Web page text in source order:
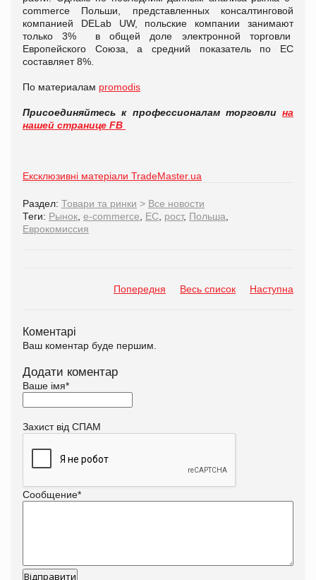
commerce Польши, представленных консалтинговой
компанией DELab UW, польские компании занимают
только 3% в общей доле электронной торговли
Европейского Союза, а средний показатель по ЕС
составляет 8%.
По материалам promodis
Присоединяйтесь к профессионалам торговли на
нашей странице FB
Ексклюзивні матеріали TradeMaster.ua
Раздел: Товари та ринки > Все новости
Теги: Рынок e-commerce ЕС рост, Польша
Еврокомиссия
Попередня Весь список Наступна
Коментарі
Ваш коментар буде першим.
Додати коментар
Ваше імя*
Захист від СПАМ
Сообщение*